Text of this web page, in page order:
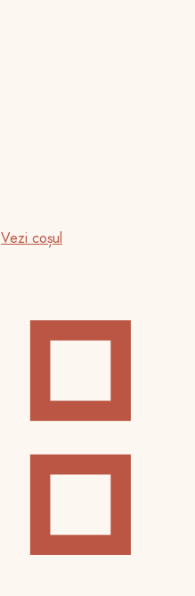
Vezi coșul